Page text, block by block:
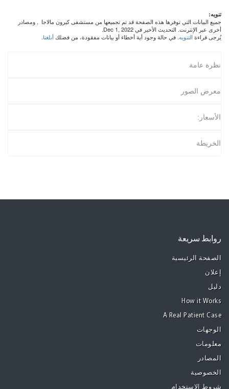
تنويه:
جميع البيانات التي توفرها هذه الصفحة قد تم تجميعها من مستشفى كيرون مالاجا , ومصادر
أخرى عبر الإنترنت. التحديث الأخير في Dec 1, 2022.
يُرجى قراءة التنويه. في حالة وجود أية أخطاء أو بيانات مفقودة، من فضلكأبلغنا.
نظرة عامة
معرض الصور
الأسعار:
الخريطة
روابط سريعة
الصفحة الرئيسية
إعلان
دليل
How it Works
A Real Patient Case
الوجهات
معلومات
المصادر
الخصوصية
شروط الاستخدام